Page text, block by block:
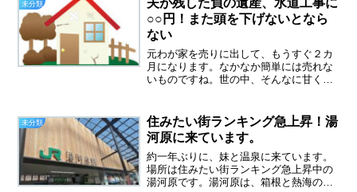
は、分配金が７０００円ほど...
未分類
○○円！また頭を下げないとなら
ない
元わが家を売りに出して、もうすぐ２カ
月になります。なかなか簡単には売れな
いものですね。世の中、そんなに甘くは
は使っていませんでした。もちろんコー
ド払いなんて知らないと思...
未分類
住みたい街ランキング急上昇！湯
河原に来ています。
約一年ぶりに、妹と温泉に来ています。
場所は住みたい街ランキング急上昇中の
湯河原です。湯河原は、箱根と熱海の間